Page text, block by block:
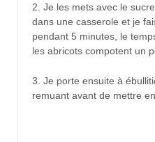
2. Je les mets avec le
dans une casserole et je
pendant 5 minutes, le
les abricots compotent un
3. Je porte ensuite à
remuant avant de mettre